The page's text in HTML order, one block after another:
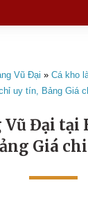
Vũ Đại » Cá kho
uy tín, Bảng Giá
Vũ Đại tại
Giá